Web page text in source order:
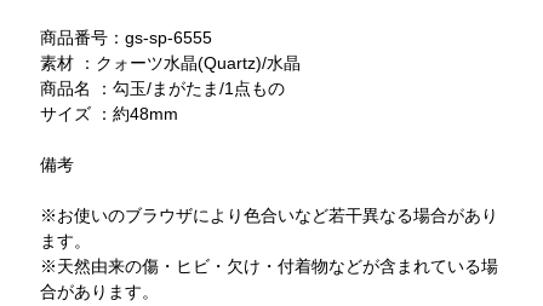
商品番号：gs-sp-6555
素材 ：クォーツ水晶(Quartz)/水晶
商品名 ：勾玉/まがたま/1点もの
サイズ ：約48mm
備考
※お使いのブラウザにより色合いなど若干異なる場合があり
ます。
※天然由来の傷・ヒビ・欠け・付着物などが含まれている場
合があります。